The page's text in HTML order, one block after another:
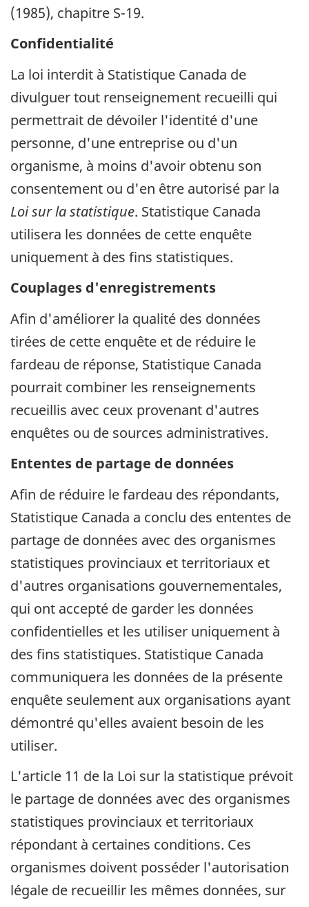
(1985), chapitre S-19.
Confidentialité
La loi interdit à Statistique Canada de
divulguer tout renseignement recueilli qui
permettrait de dévoiler l'identité d'une
personne, d'une entreprise ou d'un
organisme, à moins d'avoir obtenu son
consentement ou d'en être autorisé par la
Loi sur la statistique. Statistique Canada
utilisera les données de cette enquête
uniquement à des fins statistiques.
Couplages d'enregistrements
Afin d'améliorer la qualité des données
tirées de cette enquête et de réduire le
fardeau de réponse, Statistique Canada
pourrait combiner les renseignements
recueillis avec ceux provenant d'autres
enquêtes ou de sources administratives.
Ententes de partage de données
Afin de réduire le fardeau des répondants,
Statistique Canada a conclu des ententes de
partage de données avec des organismes
statistiques provinciaux et territoriaux et
d'autres organisations gouvernementales,
qui ont accepté de garder les données
confidentielles et les utiliser uniquement à
des fins statistiques. Statistique Canada
communiquera les données de la présente
enquête seulement aux organisations ayant
démontré qu'elles avaient besoin de les
utiliser.
L'article 11 de la Loi sur la statistique prévoit
le partage de données avec des organismes
statistiques provinciaux et territoriaux
répondant à certaines conditions. Ces
organismes doivent posséder l'autorisation
légale de recueillir les mêmes données, sur